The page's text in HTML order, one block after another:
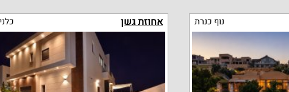
נוף כנרת אחוזת גשן